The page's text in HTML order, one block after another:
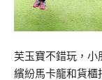
芙玉寶不錯玩，小
繽紛馬卡龍和貨櫃